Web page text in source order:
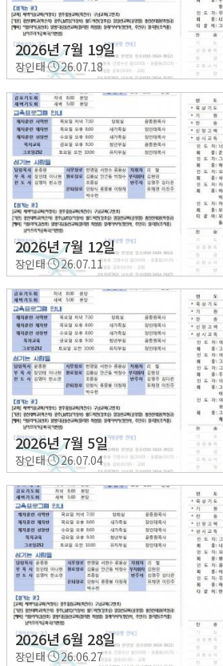
2026년 7월 19일
장인태 26.07.18
2026년 7월 12일
장인태 26.07.11
2026년 7월 5일
장인태 26.07.04
2026년 6월 28일
장인태 26.06.27